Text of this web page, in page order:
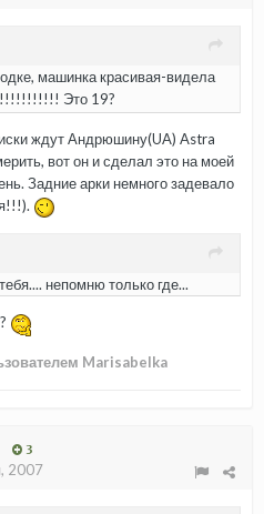
машинка красивая-видела
Это 19?
ждут Андрюшину(UA) Astra
вот он и сделал это на моей
Задние арки немного задевало
непомню только где...
Marisabelka
3
2007